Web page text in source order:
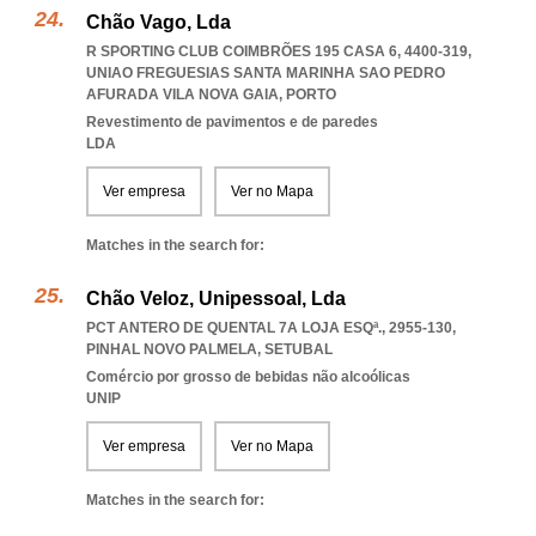
Chão Vago, Lda
R SPORTING CLUB COIMBRÕES 195 CASA 6, 4400-319,
UNIAO FREGUESIAS SANTA MARINHA SAO PEDRO
AFURADA VILA NOVA GAIA, PORTO
Revestimento de pavimentos e de paredes
LDA
Ver empresa Ver no Mapa
Matches in the search for:
Chão Veloz, Unipessoal, Lda
PCT ANTERO DE QUENTAL 7A LOJA ESQª., 2955-130,
PINHAL NOVO PALMELA, SETUBAL
Comércio por grosso de bebidas não alcoólicas
UNIP
Ver empresa Ver no Mapa
Matches in the search for: